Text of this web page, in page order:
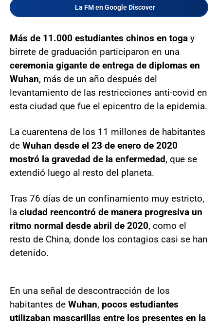
La FM en Google Discover
Más de 11.000 estudiantes chinos en toga y
birrete de graduación participaron en una
ceremonia gigante de entrega de diplomas en
Wuhan, más de un año después del
levantamiento de las restricciones anti-covid en
esta ciudad que fue el epicentro de la epidemia.
La cuarentena de los 11 millones de habitantes
de Wuhan desde el 23 de enero de 2020
mostró la gravedad de la enfermedad, que se
extendió luego al resto del planeta.
Tras 76 días de un confinamiento muy estricto,
la ciudad reencontró de manera progresiva un
ritmo normal desde abril de 2020, como el
resto de China, donde los contagios casi se han
detenido.
En una señal de descontracción de los
habitantes de Wuhan, pocos estudiantes
utilizaban mascarillas entre los presentes en la